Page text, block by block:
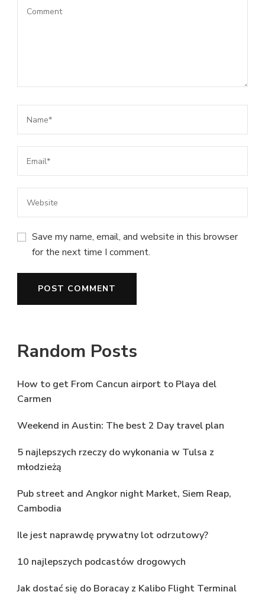
Save my name, email, and website in this browser
for the next time I comment.
Random Posts
How to get From Cancun airport to Playa del
Carmen
Weekend in Austin: The best 2 Day travel plan
5 najlepszych rzeczy do wykonania w Tulsa z
młodzieżą
Pub street and Angkor night Market, Siem Reap,
Cambodia
Ile jest naprawdę prywatny lot odrzutowy?
10 najlepszych podcastów drogowych
Jak dostać się do Boracay z Kalibo Flight Terminal